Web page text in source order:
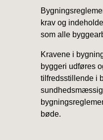
krav og
som alle
Kravene i
byggeri udføres
tilfredsstillende i
bøde.